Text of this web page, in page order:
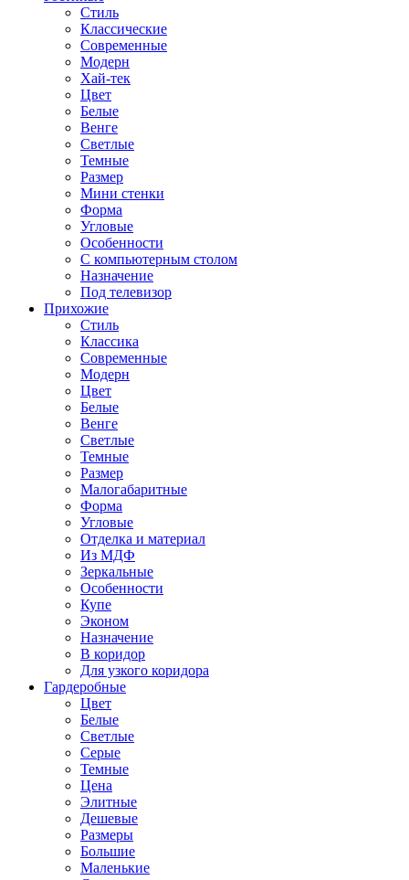
Стиль
Классические
Современные
Модерн
Хай-тек
Цвет
Белые
Венге
Светлые
Темные
Размер
Мини стенки
Форма
Угловые
Особенности
С компьютерным столом
Назначение
Под телевизор
Прихожие
Стиль
Классика
Современные
Модерн
Цвет
Белые
Венге
Светлые
Темные
Размер
Малогабаритные
Форма
Угловые
Отделка и материал
Из МДФ
Зеркальные
Особенности
Купе
Эконом
Назначение
В коридор
Для узкого коридора
Гардеробные
Цвет
Белые
Светлые
Серые
Темные
Цена
Элитные
Дешевые
Размеры
Большие
Маленькие